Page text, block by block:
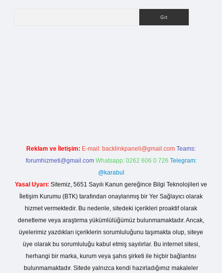
Reklam ve İletişim: E-mail: backlinkpaneli@gmail.com Teams:
forumhizmeti@gmail.com Whatsapp: 0262 606 0 726 Telegram:
@karabul
Yasal Uyarı: Sitemiz, 5651 Sayılı Kanun gereğince Bilgi Teknolojileri ve
İletişim Kurumu (BTK) tarafından onaylanmış bir Yer Sağlayıcı olarak
hizmet vermektedir. Bu nedenle, sitedeki içerikleri proaktif olarak
denetleme veya araştırma yükümlülüğümüz bulunmamaktadır. Ancak,
üyelerimiz yazdıkları içeriklerin sorumluluğunu taşımakta olup, siteye
üye olarak bu sorumluluğu kabul etmiş sayılırlar. Bu internet sitesi,
herhangi bir marka, kurum veya şahıs şirketi ile hiçbir bağlantısı
bulunmamaktadır. Sitede yalnızca kendi hazırladığımız makaleler